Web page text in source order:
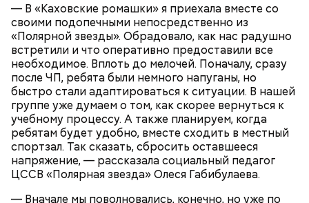
— В «Каховские ромашки» я приехала вместе со
своими подопечными непосредственно из
«Полярной звезды». Обрадовало, как нас радушно
встретили и что оперативно предоставили все
необходимое. Вплоть до мелочей. Поначалу, сразу
после ЧП, ребята были немного напуганы, но
быстро стали адаптироваться к ситуации. В нашей
группе уже думаем о том, как скорее вернуться к
учебному процессу. А также планируем, когда
ребятам будет удобно, вместе сходить в местный
спортзал. Так сказать, сбросить оставшееся
напряжение, — рассказала социальный педагог
ЦССВ «Полярная звезда» Олеся Габибулаева.
— Вначале мы поволновались, конечно, но уже по
За свою земную жизнь он совершил множество
добрых дел во славу Божию.
Очищенный сырой салатный сельдерей
нашинковать соломкой. Яблоки очистить от
кожицы и семян, нарезать ломтиками. Так же
нарезать вареный картофель. Продукты
перемешать, полить салатной заправкой, выложить
в салатник горкой и украсить веточками
сельдерея, кусочками свежих помидоров и
ломтиками яблок.